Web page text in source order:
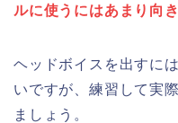
ルに使うにはあまり向き
ヘッドボイスを出すに
いですが、練習して実
ましょう。